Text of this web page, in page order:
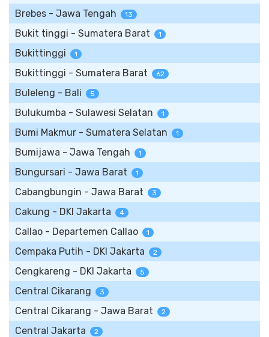
Brebes - Jawa Tengah 13
Bukit tinggi - Sumatera Barat 1
Bukittinggi 1
Bukittinggi - Sumatera Barat 62
Buleleng - Bali 5
Bulukumba - Sulawesi Selatan 1
Bumi Makmur - Sumatera Selatan 1
Bumijawa - Jawa Tengah 1
Bungursari - Jawa Barat 1
Cabangbungin - Jawa Barat 3
Cakung - DKI Jakarta 4
Callao - Departemen Callao 1
Cempaka Putih - DKI Jakarta 2
Cengkareng - DKI Jakarta 5
Central Cikarang 3
Central Cikarang - Jawa Barat 2
Central Jakarta 2